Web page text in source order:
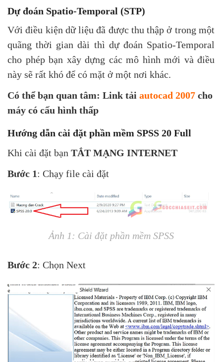
Dự đoán Spatio-Temporal (STP)
Với điều kiện dữ liệu đã được thu thập ở trong một
quãng thời gian dài thì dự đoán Spatio-Temporal
cho phép bạn xây dựng các mô hình mới và điều
này sẽ rất khó để có mặt ở một nơi khác.
Có thể bạn quan tâm: Link tải autocad 2007 cho
máy có cấu hình thấp
Hướng dẫn cài đặt phần mềm SPSS 20 Full
Khi cài đặt bạn TẮT MẠNG INTERNET
Bước 1: Chạy file cài đặt
Ảnh 1: Cài đặt phần mềm SPSS
Bước 2: Chọn Next